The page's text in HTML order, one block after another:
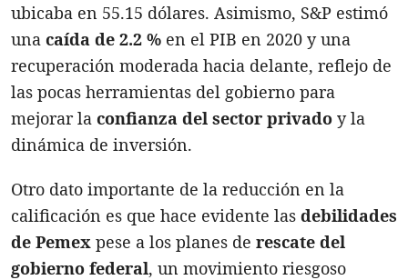
ubicaba en 55.15 dólares. Asimismo, S&P estimó
una caída de 2.2 % en el PIB en 2020 y una
recuperación moderada hacia delante, reflejo de
las pocas herramientas del gobierno para
mejorar la confianza del sector privado y la
dinámica de inversión.
Otro dato importante de la reducción en la
calificación es que hace evidente las debilidades
de Pemex pese a los planes de rescate del
gobierno federal, un movimiento riesgoso